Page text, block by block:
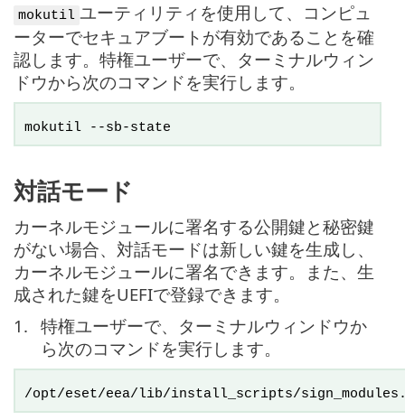
mokutil ユーティリティを使用して、コンピュ
ーターでセキュアブートが有効であることを確
認します。特権ユーザーで、ターミナルウィン
ドウから次のコマンドを実行します。
mokutil --sb-state
対話モード
カーネルモジュールに署名する公開鍵と秘密鍵
がない場合、対話モードは新しい鍵を生成し、
カーネルモジュールに署名できます。また、生
成された鍵をUEFIで登録できます。
1. 特権ユーザーで、ターミナルウィンドウか
ら次のコマンドを実行します。
/opt/eset/eea/lib/install_scripts/